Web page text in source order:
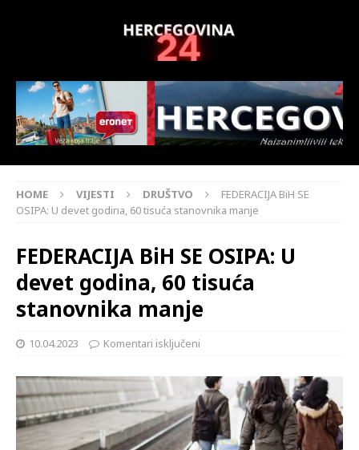
HOME VIJESTI DRUŠTVO
FEDERACIJA BiH SE
OSIPA: U devet godina, 60 tisuća stanovnika manje
FEDERACIJA BiH SE OSIPA: U
devet godina, 60 tisuća
stanovnika manje
10.04.2023 Komentari isključeni